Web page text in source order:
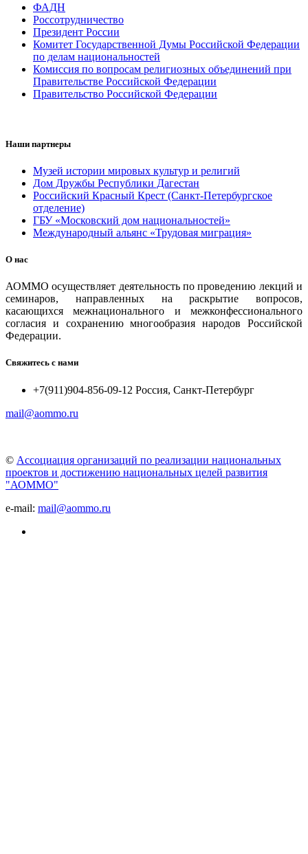
ФАДН
Россотрудничество
Президент России
Комитет Государственной Думы Российской Федерации
по делам национальностей
Комиссия по вопросам религиозных объединений при
Правительстве Российской Федерации
Правительство Российской Федерации
Наши партнеры
Музей истории мировых культур и религий
Дом Дружбы Республики Дагестан
Российский Красный Крест (Санкт-Петербургское
отделение)
ГБУ «Московский дом национальностей»
Международный альянс «Трудовая миграция»
О нас
АОММО осуществляет деятельность по проведению лекций и
семинаров, направленных на раскрытие вопросов,
касающихся межнационального и межконфессионального
согласия и сохранению многообразия народов Российской
Федерации.
Свяжитесь с нами
+7(911)904-856-09-12 Россия, Санкт-Петербург
mail@aommo.ru
© Ассоциация организаций по реализации национальных
проектов и достижению национальных целей развития
"АОММО"
e-mail: mail@aommo.ru